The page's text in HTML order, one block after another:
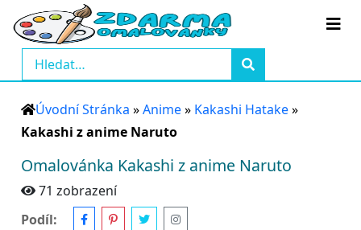
Úvodní Stránka »Anime» Kakashi Hatake»
Kakashi z anime Naruto
Omalovánka Kakashi z anime Naruto
71 zobrazení
Podíl: